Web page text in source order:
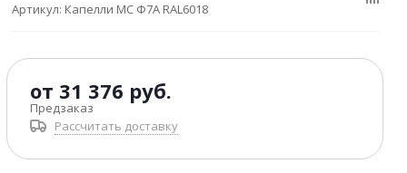
Артикул: Капелли MC Ф7A RAL6018
от 31 376 руб.
Предзаказ
Рассчитать доставку